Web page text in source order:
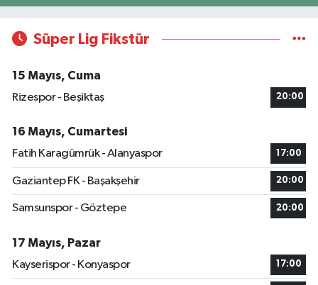
Süper Lig Fikstür
15 Mayıs, Cuma
Rizespor - Beşiktaş
20:00
16 Mayıs, Cumartesi
Fatih Karagümrük - Alanyaspor
17:00
Gaziantep FK - Başakşehir 20:00
Samsunspor - Göztepe 20:00
17 Mayıs, Pazar
Kayserispor - Konyaspor
17:00